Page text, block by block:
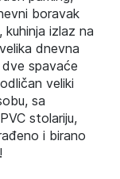
boravak
izlaz na
dnevna
spavaće
veliki
sa
stolariju,
i birano